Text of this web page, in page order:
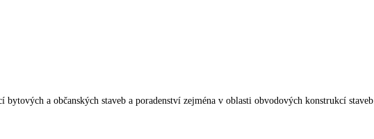
a občanských staveb a poradenství zejména v oblasti obvodových konstrukcí staveb.